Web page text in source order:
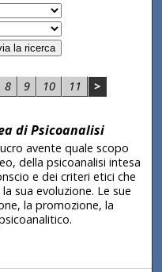
8 9 10 11 >
di Psicoanalisi
avente quale scopo
della psicoanalisi intesa
e dei criteri etici che
sua evoluzione. Le sue
la promozione, la